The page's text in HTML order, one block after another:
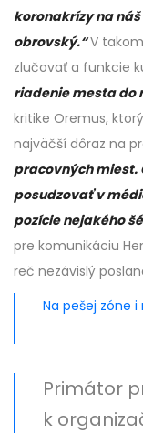
koronakrízy na
obrovský.“V
zlučovať a funkcie
riadenie mesta do
kritike Oremus,
najväčší dôraz na
pracovných miest.
posudzovať v
pozície nejakého
pre komunikáciu
reč nezávislý
Na pešej zóne
Primátor
k